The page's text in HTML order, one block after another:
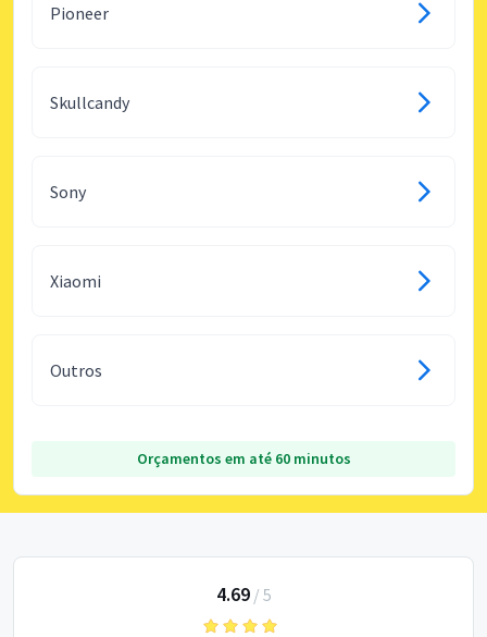
Pioneer
Skullcandy
Sony
Xiaomi
Outros
Orçamentos em até 60 minutos
4.69/ 5